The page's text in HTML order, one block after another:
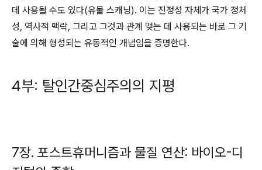
데 사용될 수도 있다(유물 스캐닝). 이는 진정성 자체가 국가 정체
성, 역사적 맥락, 그리고 그것과 관계 맺는 데 사용되는 바로 그 기
술에 의해 형성되는 유동적인 개념임을 증명한다.
4부: 탈인간중심주의의 지평
7장. 포스트휴머니즘과 물질 연산: 바이오-디